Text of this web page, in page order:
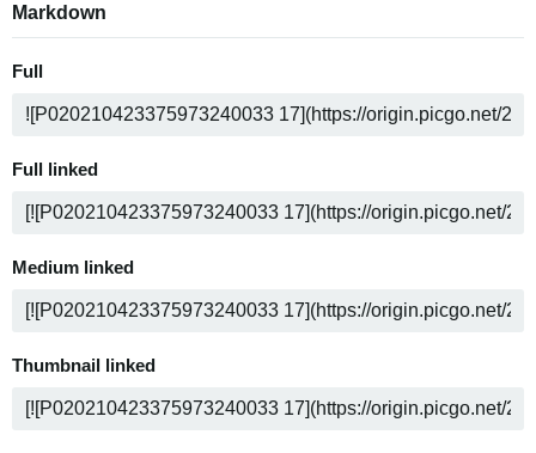
Markdown
Full
Full linked
Medium linked
Thumbnail linked